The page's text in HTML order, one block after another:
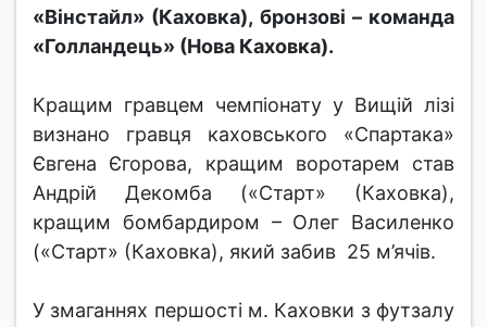
«Вінстайл» (Каховка), бронзові – команда
«Голландець» (Нова Каховка).
Кращим гравцем чемпіонату у Вищій лізі
визнано гравця каховського «Спартака»
Євгена Єгорова, кращим воротарем став
Андрій Декомба («Старт» (Каховка),
кращим бомбардиром – Олег Василенко
(«Старт» (Каховка), який забив 25 м’ячів.
У змаганнях першості м. Каховки з футзалу